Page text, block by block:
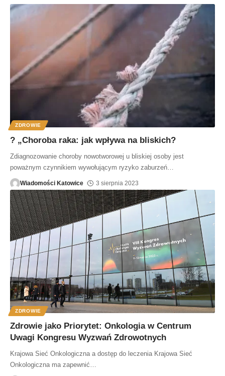
ZDROWIE
? „Choroba raka: jak wpływa na bliskich?
Zdiagnozowanie choroby nowotworowej u bliskiej osoby jest
poważnym czynnikiem wywołującym ryzyko zaburzeń
Wiadomości Katowice 3 sierpnia 2023
ZDROWIE
Zdrowie jako Priorytet: Onkologia w Centrum
Uwagi Kongresu Wyzwań Zdrowotnych
Krajowa Sieć Onkologiczna a dostęp do leczenia Krajowa Sieć
Onkologiczna ma zapewnić